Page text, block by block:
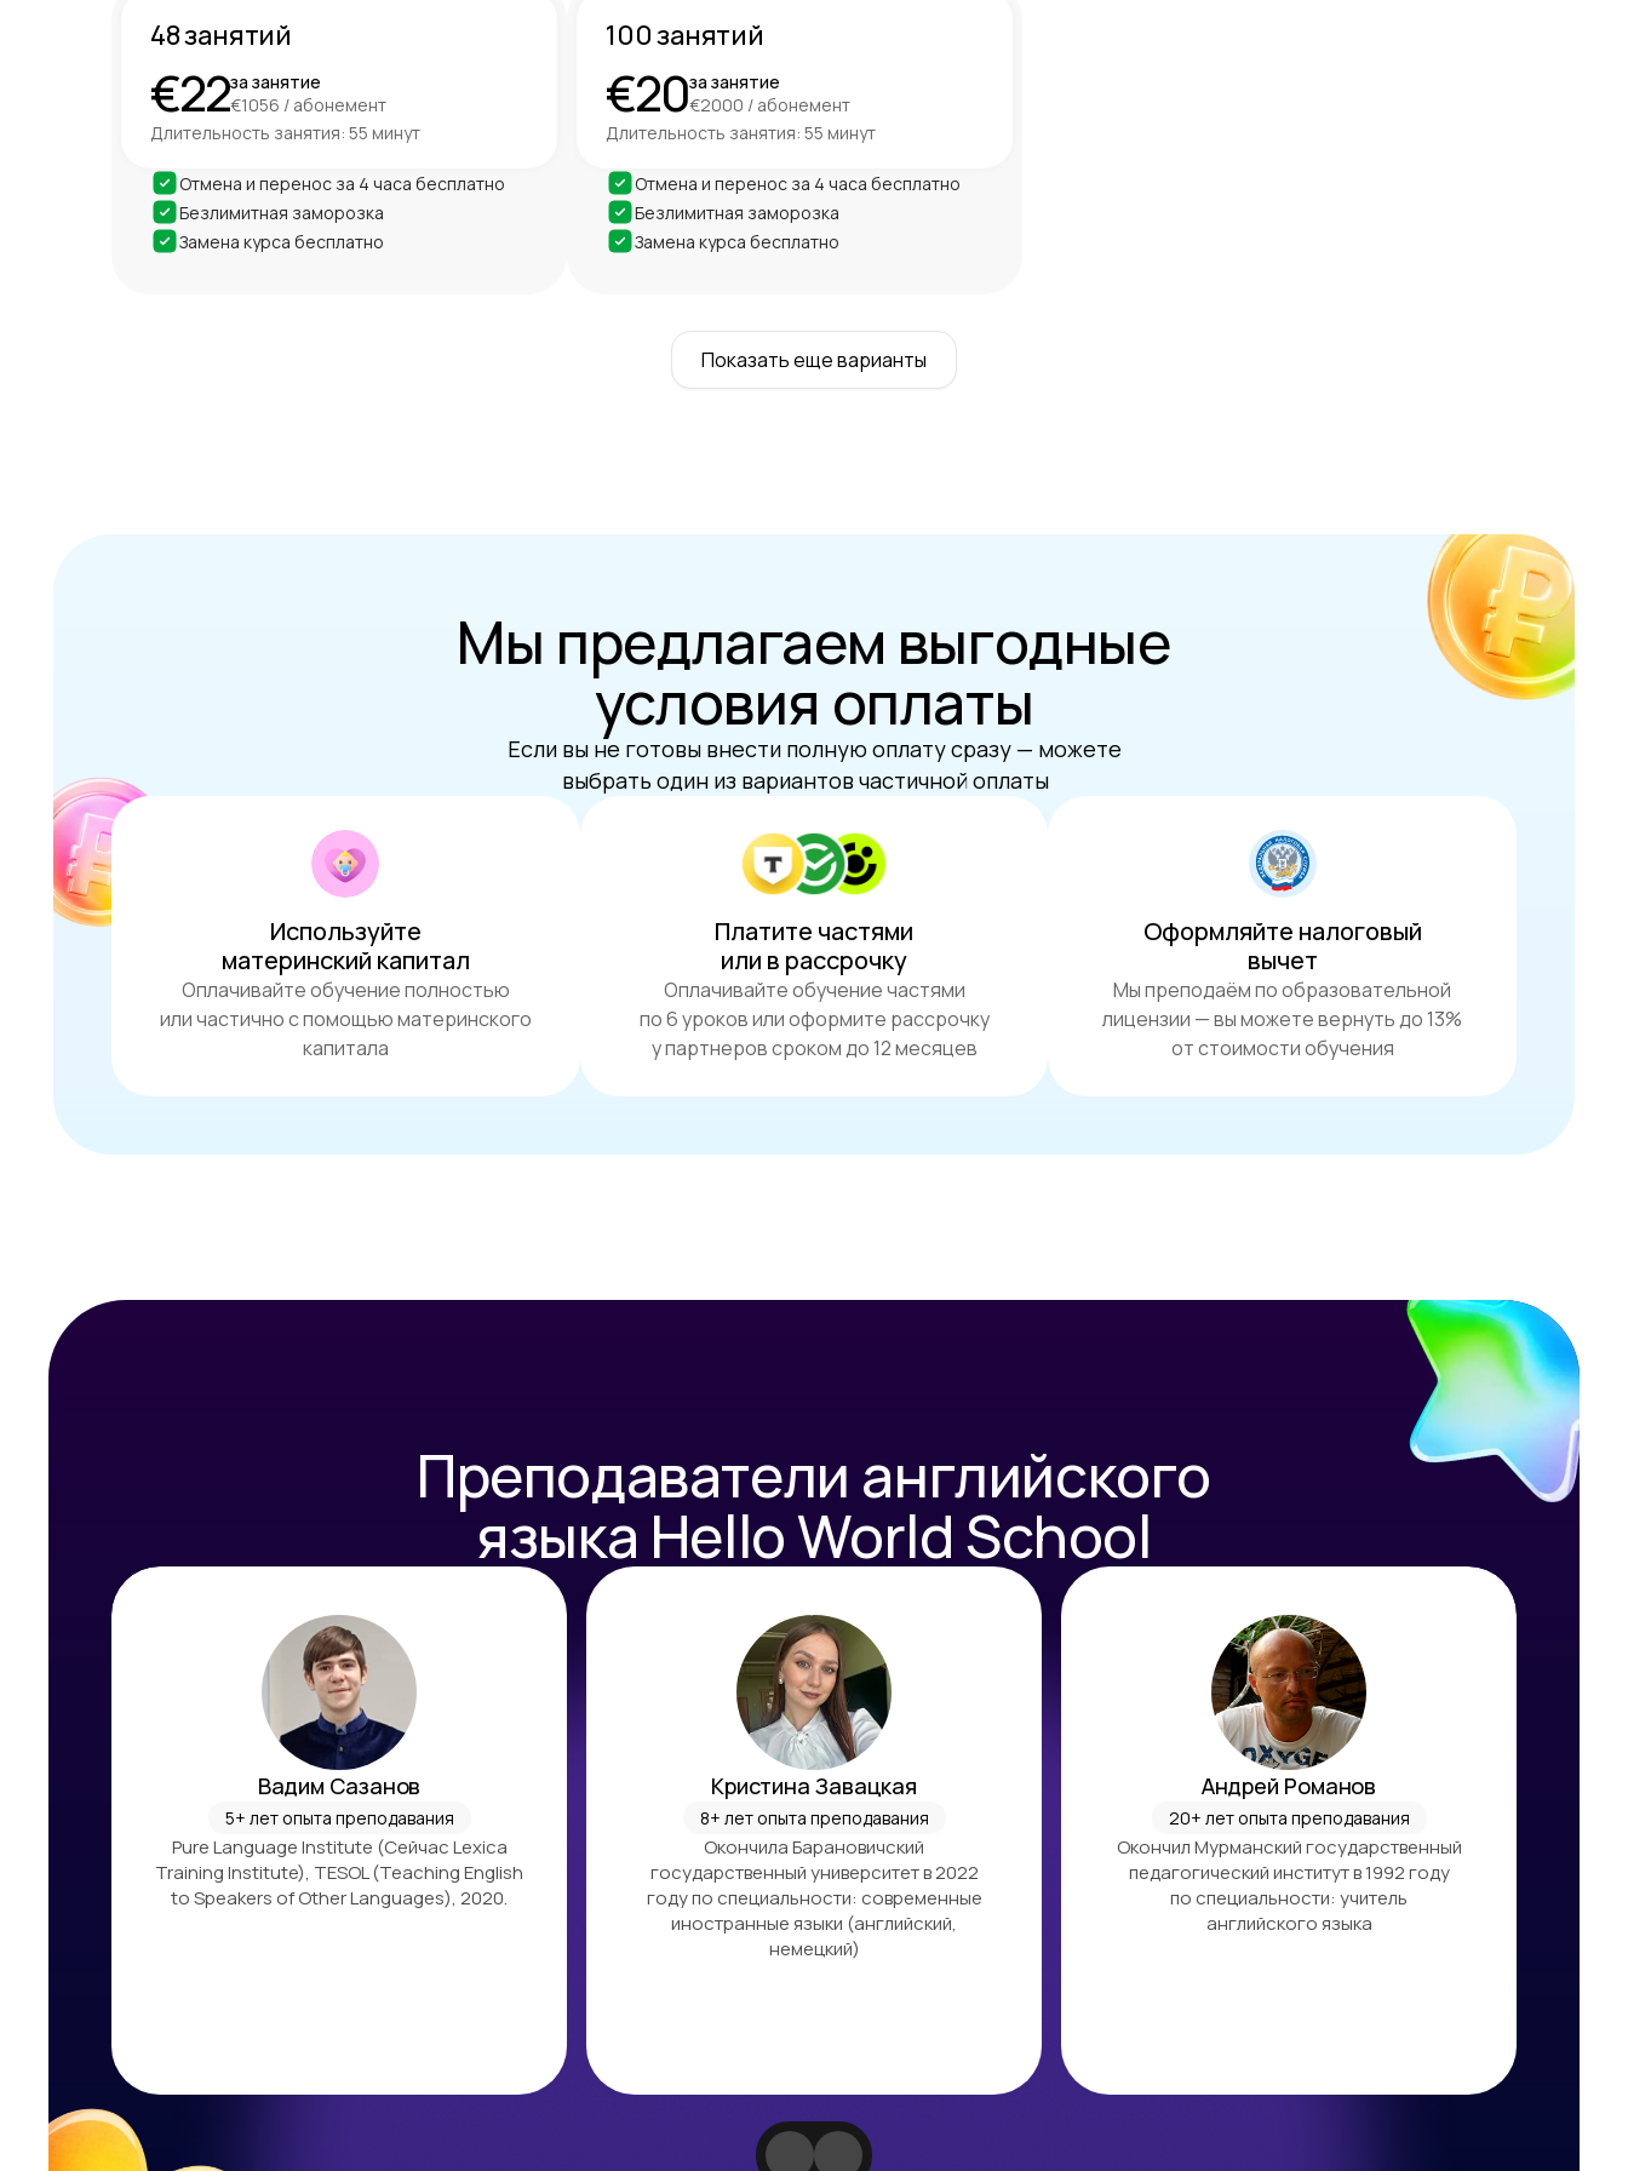
48 занятий
€22за занятие
€1056 / абонемент
Длительность занятия: 55 минут
Отмена и перенос за 4 часа бесплатно
Безлимитная заморозка
Замена курса бесплатно
100 занятий
€20за занятие
€2000 / абонемент
Длительность занятия: 55 минут
Отмена и перенос за 4 часа бесплатно
Безлимитная заморозка
Замена курса бесплатно
Показать еще варианты
Мы предлагаем выгодные
условия оплаты
Если вы не готовы внести полную оплату сразу — можете
выбрать один из вариантов частичной оплаты
Используйте
материнский капитал
Оплачивайте обучение полностью
или частично с помощью материнского
капитала
Платите частями
или в рассрочку
Оплачивайте обучение частями
по 6 уроков или оформите рассрочку
у партнеров сроком до 12 месяцев
Оформляйте налоговый
вычет
Мы преподаём по образовательной
лицензии — вы можете вернуть до 13%
от стоимости обучения
Преподаватели английского
языка Hello World School
Вадим Сазанов
5+ лет опыта преподавания
Pure Language Institute (Сейчас Lexica
Training Institute), TESOL (Teaching English
to Speakers of Other Languages), 2020.
Кристина Завацкая
8+ лет опыта преподавания
Окончила Барановичский
государственный университет в 2022
году по специальности: современные
иностранные языки (английский,
немецкий)
Андрей Романов
20+ лет опыта преподавания
Окончил Мурманский государственный
педагогический институт в 1992 году
по специальности: учитель
английского языка